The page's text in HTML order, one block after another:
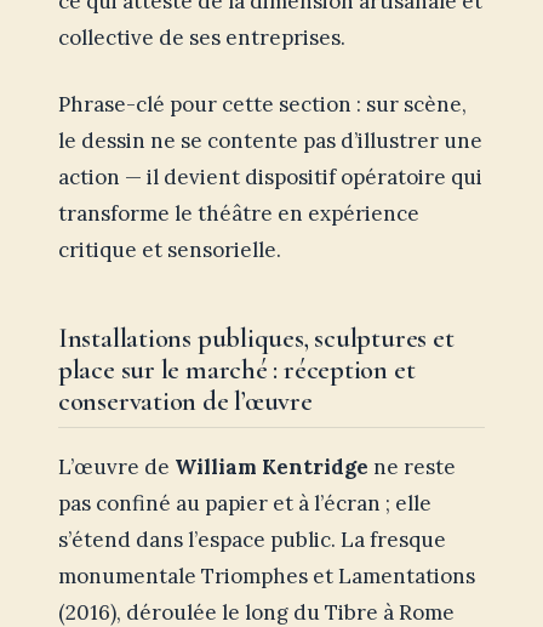
collective de ses entreprises.
Phrase-clé pour cette section : sur scène,
le dessin ne se contente pas d’illustrer une
action — il devient dispositif opératoire qui
transforme le théâtre en expérience
critique et sensorielle.
Installations publiques, sculptures et
place sur le marché : réception et
conservation de l’œuvre
L’œuvre de William Kentridge ne reste
pas confiné au papier et à l’écran ; elle
s’étend dans l’espace public. La fresque
monumentale Triomphes et Lamentations
(2016), déroulée le long du Tibre à Rome